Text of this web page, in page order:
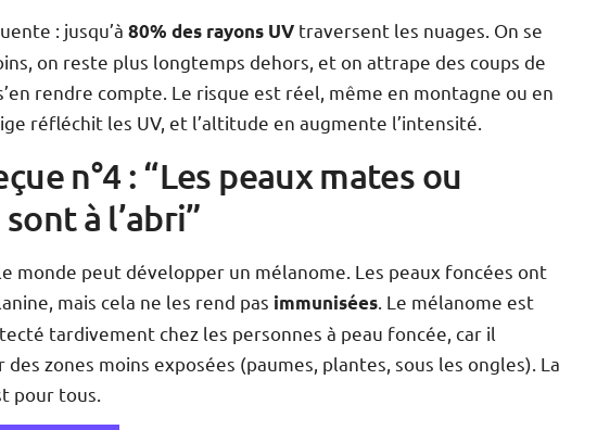
: jusqu’à80% des rayons UV traversent les nuages. On se
on reste plus longtemps dehors, et on attrape des coups de
rendre compte. Le risque est réel, même en montagne ou en
réfléchit les UV, et l’altitude en augmente l’intensité.
n°4 : “Les peaux mates ou
à l’abri”
monde peut développer un mélanome. Les peaux foncées ont
mais cela ne les rend pas immunisées . Le mélanome est
tardivement chez les personnes à peau foncée, car il
des zones moins exposées (paumes, plantes, sous les ongles). La
pour tous.